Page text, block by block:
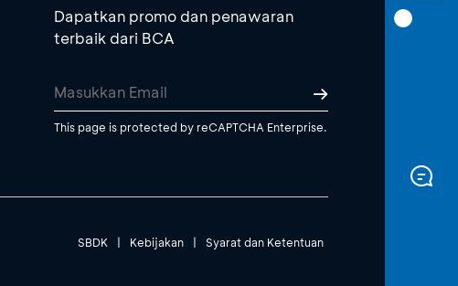
Dapatkan promo dan penawaran
terbaik dari BCA
This page is protected by reCAPTCHA Enterprise.
SBDK | Kebijakan | Syarat dan Ketentuan